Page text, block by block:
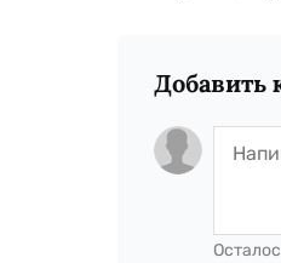
Добавить